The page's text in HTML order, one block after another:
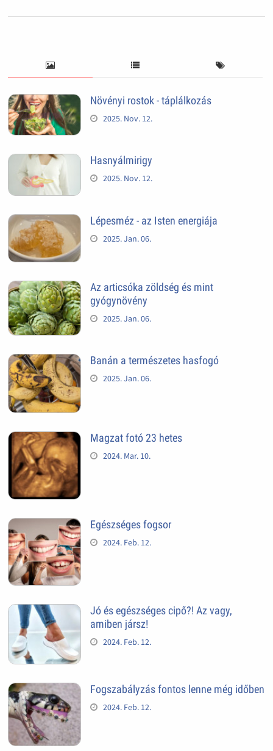
Növényi rostok - táplálkozás
2025. Nov. 12.
Hasnyálmirigy
2025. Nov. 12.
Lépesméz - az Isten energiája
2025. Jan. 06.
Az articsóka zöldség és mint
gyógynövény
2025. Jan. 06.
Banán a természetes hasfogó
2025. Jan. 06.
Magzat fotó 23 hetes
2024. Mar. 10.
Egészséges fogsor
2024. Feb. 12.
Jó és egészséges cipő?! Az vagy,
amiben jársz!
2024. Feb. 12.
Fogszabályzás fontos lenne még időben
2024. Feb. 12.